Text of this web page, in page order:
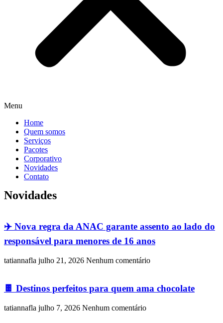
Menu
Home
Quem somos
Serviços
Pacotes
Corporativo
Novidades
Contato
Novidades
✈️ Nova regra da ANAC garante assento ao lado do
responsável para menores de 16 anos
tatiannafla julho 21, 2026 Nenhum comentário
🍫 Destinos perfeitos para quem ama chocolate
tatiannafla julho 7, 2026 Nenhum comentário